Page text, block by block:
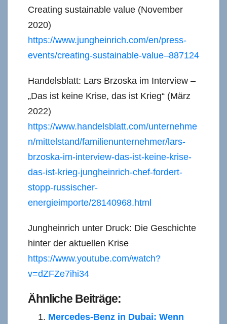
Creating sustainable value (November
2020)
https://www.jungheinrich.com/en/press-
events/creating-sustainable-value–887124
Handelsblatt: Lars Brzoska im Interview –
„Das ist keine Krise, das ist Krieg“ (März
2022)
https://www.handelsblatt.com/unternehme
n/mittelstand/familienunternehmer/lars-
brzoska-im-interview-das-ist-keine-krise-
das-ist-krieg-jungheinrich-chef-fordert-
stopp-russischer-
energieimporte/28140968.html
Jungheinrich unter Druck: Die Geschichte
hinter der aktuellen Krise
https://www.youtube.com/watch?
v=dZFZe7ihi34
Ähnliche Beiträge:
Mercedes-Benz in Dubai: Wenn